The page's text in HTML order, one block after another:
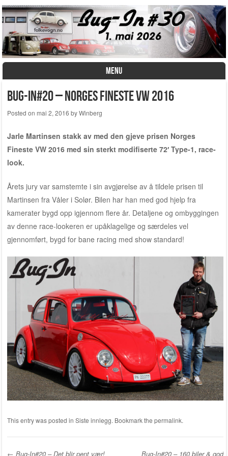
MENU
Bug-In#20 – Norges Fineste VW 2016
Posted on mai 2, 2016 byWinberg
Jarle Martinsen stakk av med den gjeve prisen Norges
Fineste VW 2016 med sin sterkt modifiserte 72′ Type-1, race-
look.
Årets jury var samstemte i sin avgjørelse av å tildele prisen til
Martinsen fra Våler i Solør. Bilen har han med god hjelp fra
kamerater bygd opp igjennom flere år. Detaljene og ombyggingen
av denne race-lookeren er upåklagelige og særdeles vel
gjennomført, bygd for bane racing med show standard!
This entry was posted in Siste innlegg. Bookmark the permalink.
← Bug-In#20 – Det blir pent vær! Bug-In#20 – 160 biler & god